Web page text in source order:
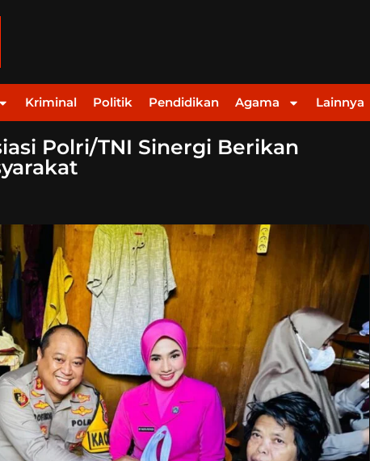
Kriminal Politik Pendidikan Agama Lainnya
Polri/TNI Sinergi Berikan